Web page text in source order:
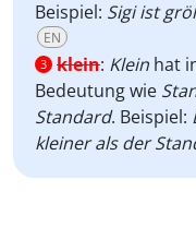
Beispiel: Sigi ist
EN
3 klein: Klein hat
Bedeutung wie
Standard. Beispiel:
kleiner als der